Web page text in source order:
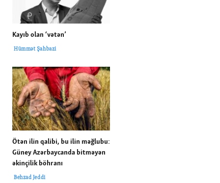
Kayıb olan ‘vətən’
Hümmət Şahbazi
Ötən ilin qalibi, bu ilin məğlubu:
Güney Azərbaycanda bitməyən
əkinçilik böhranı
Behzad Jeddi